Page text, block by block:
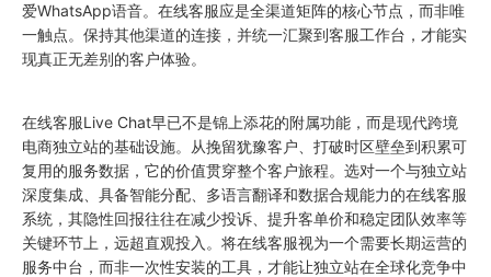
爱WhatsApp语音。在线客服应是全渠道矩阵的核心节点，而非唯
一触点。保持其他渠道的连接，并统一汇聚到客服工作台，才能实
现真正无差别的客户体验。
在线客服Live Chat早已不是锦上添花的附属功能，而是现代跨境
电商独立站的基础设施。从挽留犹豫客户、打破时区壁垒到积累可
复用的服务数据，它的价值贯穿整个客户旅程。选对一个与独立站
深度集成、具备智能分配、多语言翻译和数据合规能力的在线客服
系统，其隐性回报往往在减少投诉、提升客单价和稳定团队效率等
关键环节上，远超直观投入。将在线客服视为一个需要长期运营的
服务中台，而非一次性安装的工具，才能让独立站在全球化竞争中